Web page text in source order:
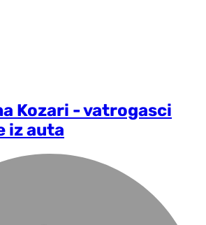
Kozari - vatrogasci
iz auta